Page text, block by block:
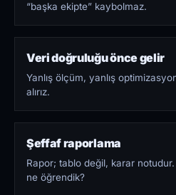
“başka ekipte” kaybolmaz.
Veri doğruluğu önce gelir
Yanlış ölçüm, yanlış
alırız.
Şeffaf raporlama
Rapor; tablo değil, karar
ne öğrendik?